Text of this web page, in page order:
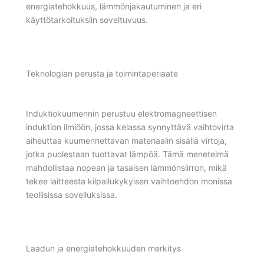
energiatehokkuus, lämmönjakautuminen ja eri
käyttötarkoituksiin soveltuvuus.
Teknologian perusta ja toimintaperiaate
Induktiokuumennin perustuu elektromagneettisen
induktion ilmiöön, jossa kelassa synnyttävä vaihtovirta
aiheuttaa kuumennettavan materiaalin sisällä virtoja,
jotka puolestaan tuottavat lämpöä. Tämä menetelmä
mahdollistaa nopean ja tasaisen lämmönsiirron, mikä
tekee laitteesta kilpailukykyisen vaihtoehdon monissa
teollisissa sovelluksissa.
Laadun ja energiatehokkuuden merkitys